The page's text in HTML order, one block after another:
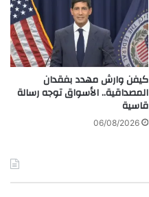
كيفن وارش مهدد بفقدان
المصداقية.. الأسواق توجه رسالة
قاسية
06/08/2026